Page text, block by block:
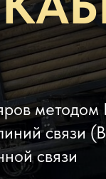
связи
связи